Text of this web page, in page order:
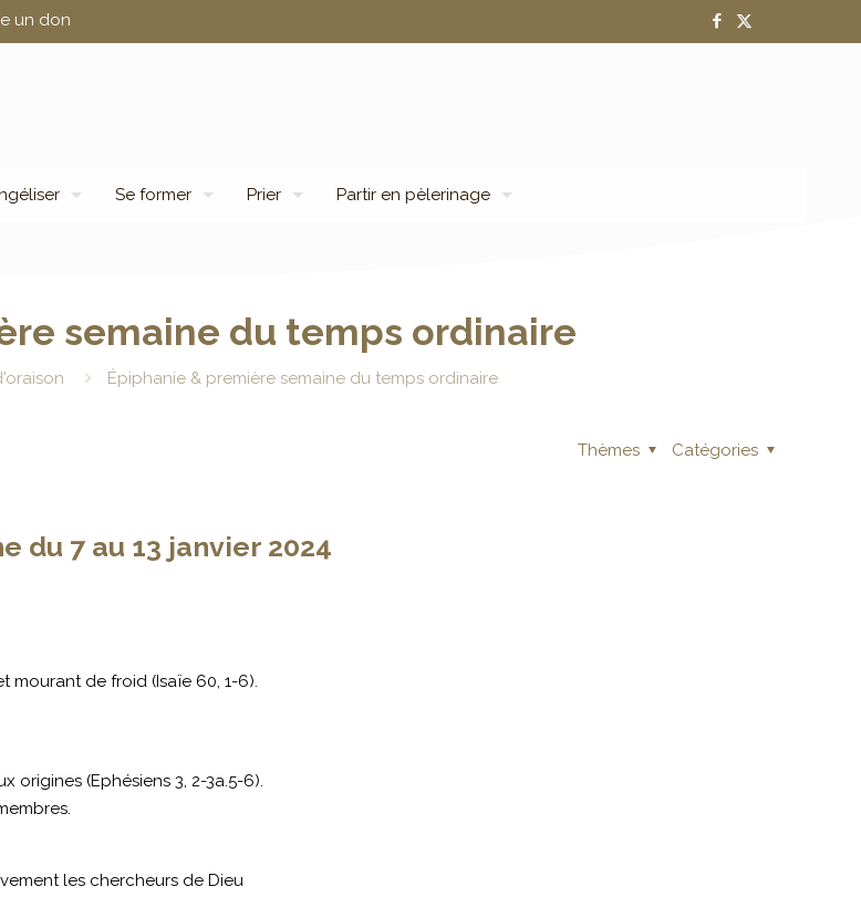
un don
Se former Prier Partir en pèlerinage
semaine du temps ordinaire
Épiphanie & première semaine du temps ordinaire
Catégories
Thèmes
du 7 au 13 janvier 2024
mourant de froid (Isaïe 60, 1-6).
origines (Ephésiens 3, 2-3a.5-6).
les chercheurs de Dieu